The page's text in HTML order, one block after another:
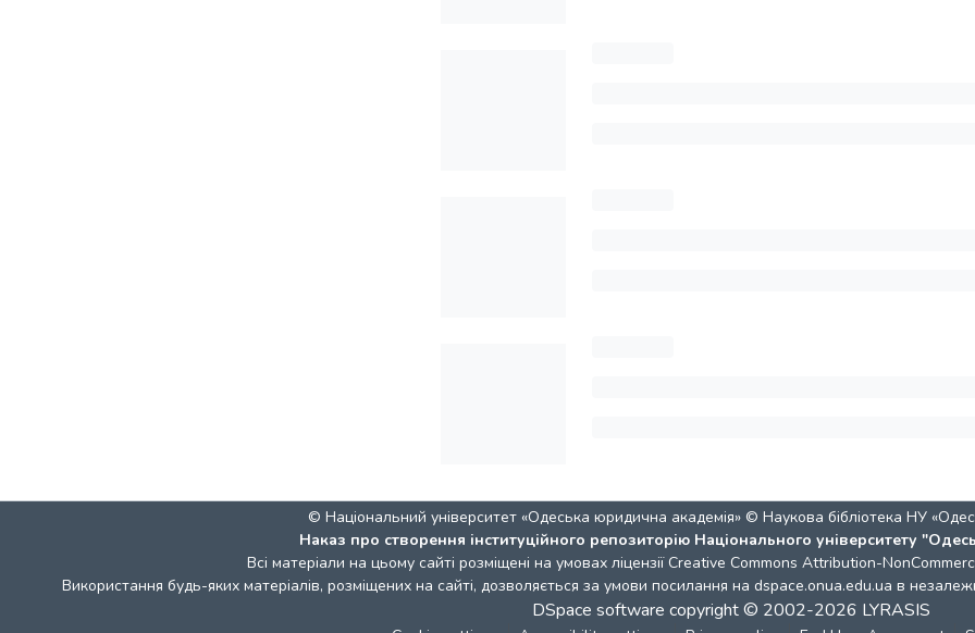
© Національний університет «Одеська юридична академія» © Наукова бібліотека НУ
Наказ про створення інституційного репозиторію Національного університету
Всі матеріали на цьому сайті розміщені на умовах ліцензії Creative Commons Attribution-
Використання будь-яких матеріалів, розміщених на сайті, дозволяється за умови посилання на dspace.onua.edu.ua в
DSpace software copyright © 2002-2026 LYRASIS